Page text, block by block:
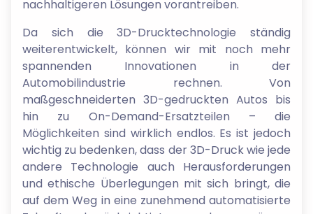
nachhaltigeren Lösungen vorantreiben.
Da sich die 3D-Drucktechnologie ständig
weiterentwickelt, können wir mit noch mehr
spannenden Innovationen in der
Automobilindustrie rechnen. Von
maßgeschneiderten 3D-gedruckten Autos bis
hin zu On-Demand-Ersatzteilen – die
Möglichkeiten sind wirklich endlos. Es ist jedoch
wichtig zu bedenken, dass der 3D-Druck wie jede
andere Technologie auch Herausforderungen
und ethische Überlegungen mit sich bringt, die
auf dem Weg in eine zunehmend automatisierte